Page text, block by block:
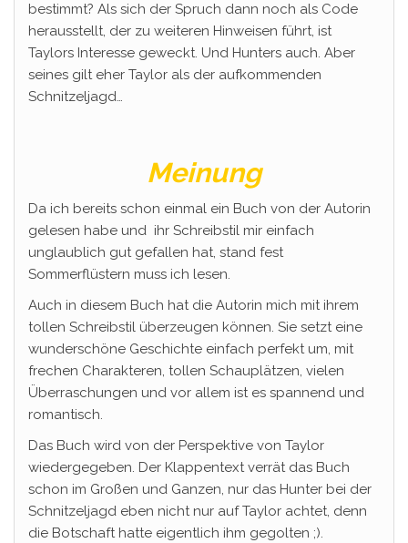
bestimmt? Als sich der Spruch dann noch als Code
herausstellt, der zu weiteren Hinweisen führt, ist
Taylors Interesse geweckt. Und Hunters auch. Aber
seines gilt eher Taylor als der aufkommenden
Schnitzeljagd…
Meinung
Da ich bereits schon einmal ein Buch von der Autorin
gelesen habe und ihr Schreibstil mir einfach
unglaublich gut gefallen hat, stand fest
Sommerflüstern muss ich lesen.
Auch in diesem Buch hat die Autorin mich mit ihrem
tollen Schreibstil überzeugen können. Sie setzt eine
wunderschöne Geschichte einfach perfekt um, mit
frechen Charakteren, tollen Schauplätzen, vielen
Überraschungen und vor allem ist es spannend und
romantisch.
Das Buch wird von der Perspektive von Taylor
wiedergegeben. Der Klappentext verrät das Buch
schon im Großen und Ganzen, nur das Hunter bei der
Schnitzeljagd eben nicht nur auf Taylor achtet, denn
die Botschaft hatte eigentlich ihm gegolten ;).